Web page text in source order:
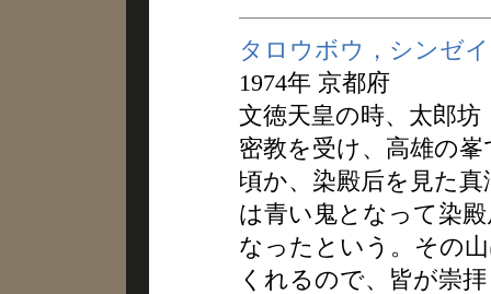
タロウボウ，シンゼ
1974年 京都府
文徳天皇の時、太郎
密教を受け、高雄の
頃か、染殿后を見た
は青い鬼となって染
なったという。その
くれるので、皆が崇